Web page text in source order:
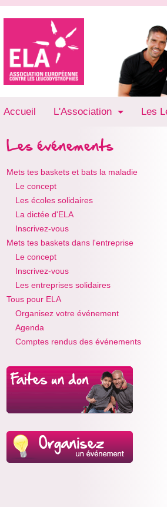
Accueil L'Association Les
Les événements
Mets tes baskets et bats la maladie
Le concept
Les écoles solidaires
La dictée d'ELA
Inscrivez-vous
Mets tes baskets dans l'entreprise
Le concept
Inscrivez-vous
Les entreprises solidaires
Tous pour ELA
Organisez votre événement
Agenda
Comptes rendus des événements